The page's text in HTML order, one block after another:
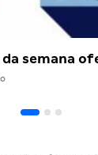
semana